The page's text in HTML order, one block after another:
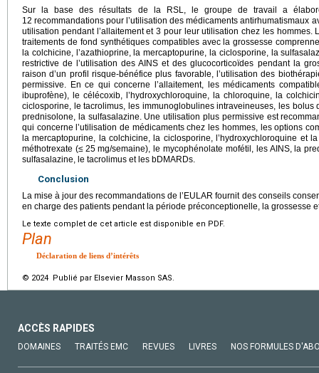
Sur la base des résultats de la RSL, le groupe de travail a
12 recommandations pour l’utilisation des médicaments antirhumatismaux
utilisation pendant l’allaitement et 3 pour leur utilisation chez les
traitements de fond synthétiques compatibles avec la grossesse
la colchicine, l’azathioprine, la mercaptopurine, la ciclosporine, la
restrictive de l’utilisation des AINS et des glucocorticoïdes pendant la
raison d’un profil risque-bénéfice plus favorable, l’utilisation des
permissive. En ce qui concerne l’allaitement, les médicaments
ibuprofène), le célécoxib, l’hydroxychloroquine, la chloroquine, la
ciclosporine, le tacrolimus, les immunoglobulines intraveineuses, les
prednisolone, la sulfasalazine. Une utilisation plus permissive est
qui concerne l’utilisation de médicaments chez les hommes, les options
la mercaptopurine, la colchicine, la ciclosporine, l’hydroxychloroquine et
méthotrexate (≤ 25 mg/semaine), le mycophénolate mofétil, les AINS, la
sulfasalazine, le tacrolimus et les bDMARDs.
Conclusion
La mise à jour des recommandations de l’EULAR fournit des conseils
en charge des patients pendant la période préconceptionelle, la grossesse
Le texte complet de cet article est disponible en PDF.
Plan
Déclaration de liens d’intérêts
© 2024 Publié par Elsevier Masson SAS.
ACCÈS RAPIDES
DOMAINES TRAITÉS EMC REVUES LIVRES NOS FORMULES